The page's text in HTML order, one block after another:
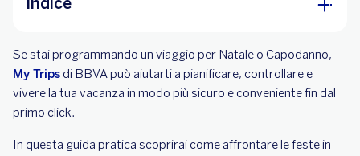
Capodanno?
Che cos’è My Trips e come può aiutarti durante i
viaggi delle feste?
Vuoi vedere My Trips in azione?
Se stai programmando un viaggio per Natale o Capodanno,
My Trips di BBVA può aiutarti a pianificare, controllare e
vivere la tua vacanza in modo più sicuro e conveniente fin dal
primo click.
In questa guida pratica scoprirai come affrontare le feste in